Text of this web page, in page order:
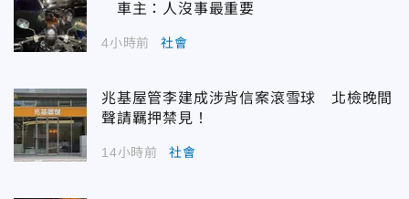
車主：人沒事最重要
4小時前 社會
兆基屋管李建成涉背信案滾雪球 北檢晚間
聲請羈押禁見！
14小時前 社會